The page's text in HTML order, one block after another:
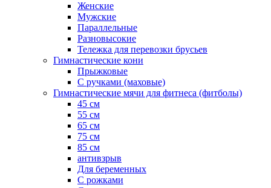
Женские
Мужские
Параллельные
Разновысокие
Тележка для перевозки брусьев
Гимнастические кони
Прыжковые
С ручками (маховые)
Гимнастические мячи для фитнеса (фитболы)
45 см
55 см
65 см
75 см
85 см
антивзрыв
Для беременных
С рожками